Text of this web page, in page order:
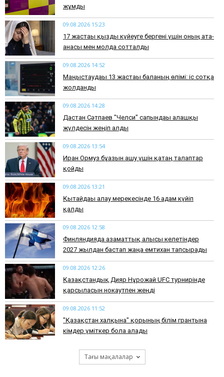
жұмды
09.08.2026 15:23
17 жастағы қызды күйеуге бергені үшін оның ата-
анасы мен молда сотталды
09.08.2026 14:52
Маңғыстаудағы 13 жастағы баланың өлімі: іс сотқа
жолданды
09.08.2026 14:28
Дастан Сәтпаев "Челси" сапындағы алғашқы
жүлдесін жеңіп алды
09.08.2026 13:54
Иран Ормуз бұғазын ашу үшін қатаң талаптар
қойды
09.08.2026 13:21
Қытайдағы алау мерекесінде 16 адам күйіп
қалды
09.08.2026 12:58
Финляндияда азаматтық алғысы келетіндер
2027 жылдан бастап жаңа емтихан тапсырады
09.08.2026 12:26
Қазақстандық Дияр Нұрғожай UFC турнирінде
қарсыласын нокаутпен жеңді
09.08.2026 11:52
"Қазақстан халқына" қорының білім грантына
кімдер үміткер бола алады
Тағы мақалалар